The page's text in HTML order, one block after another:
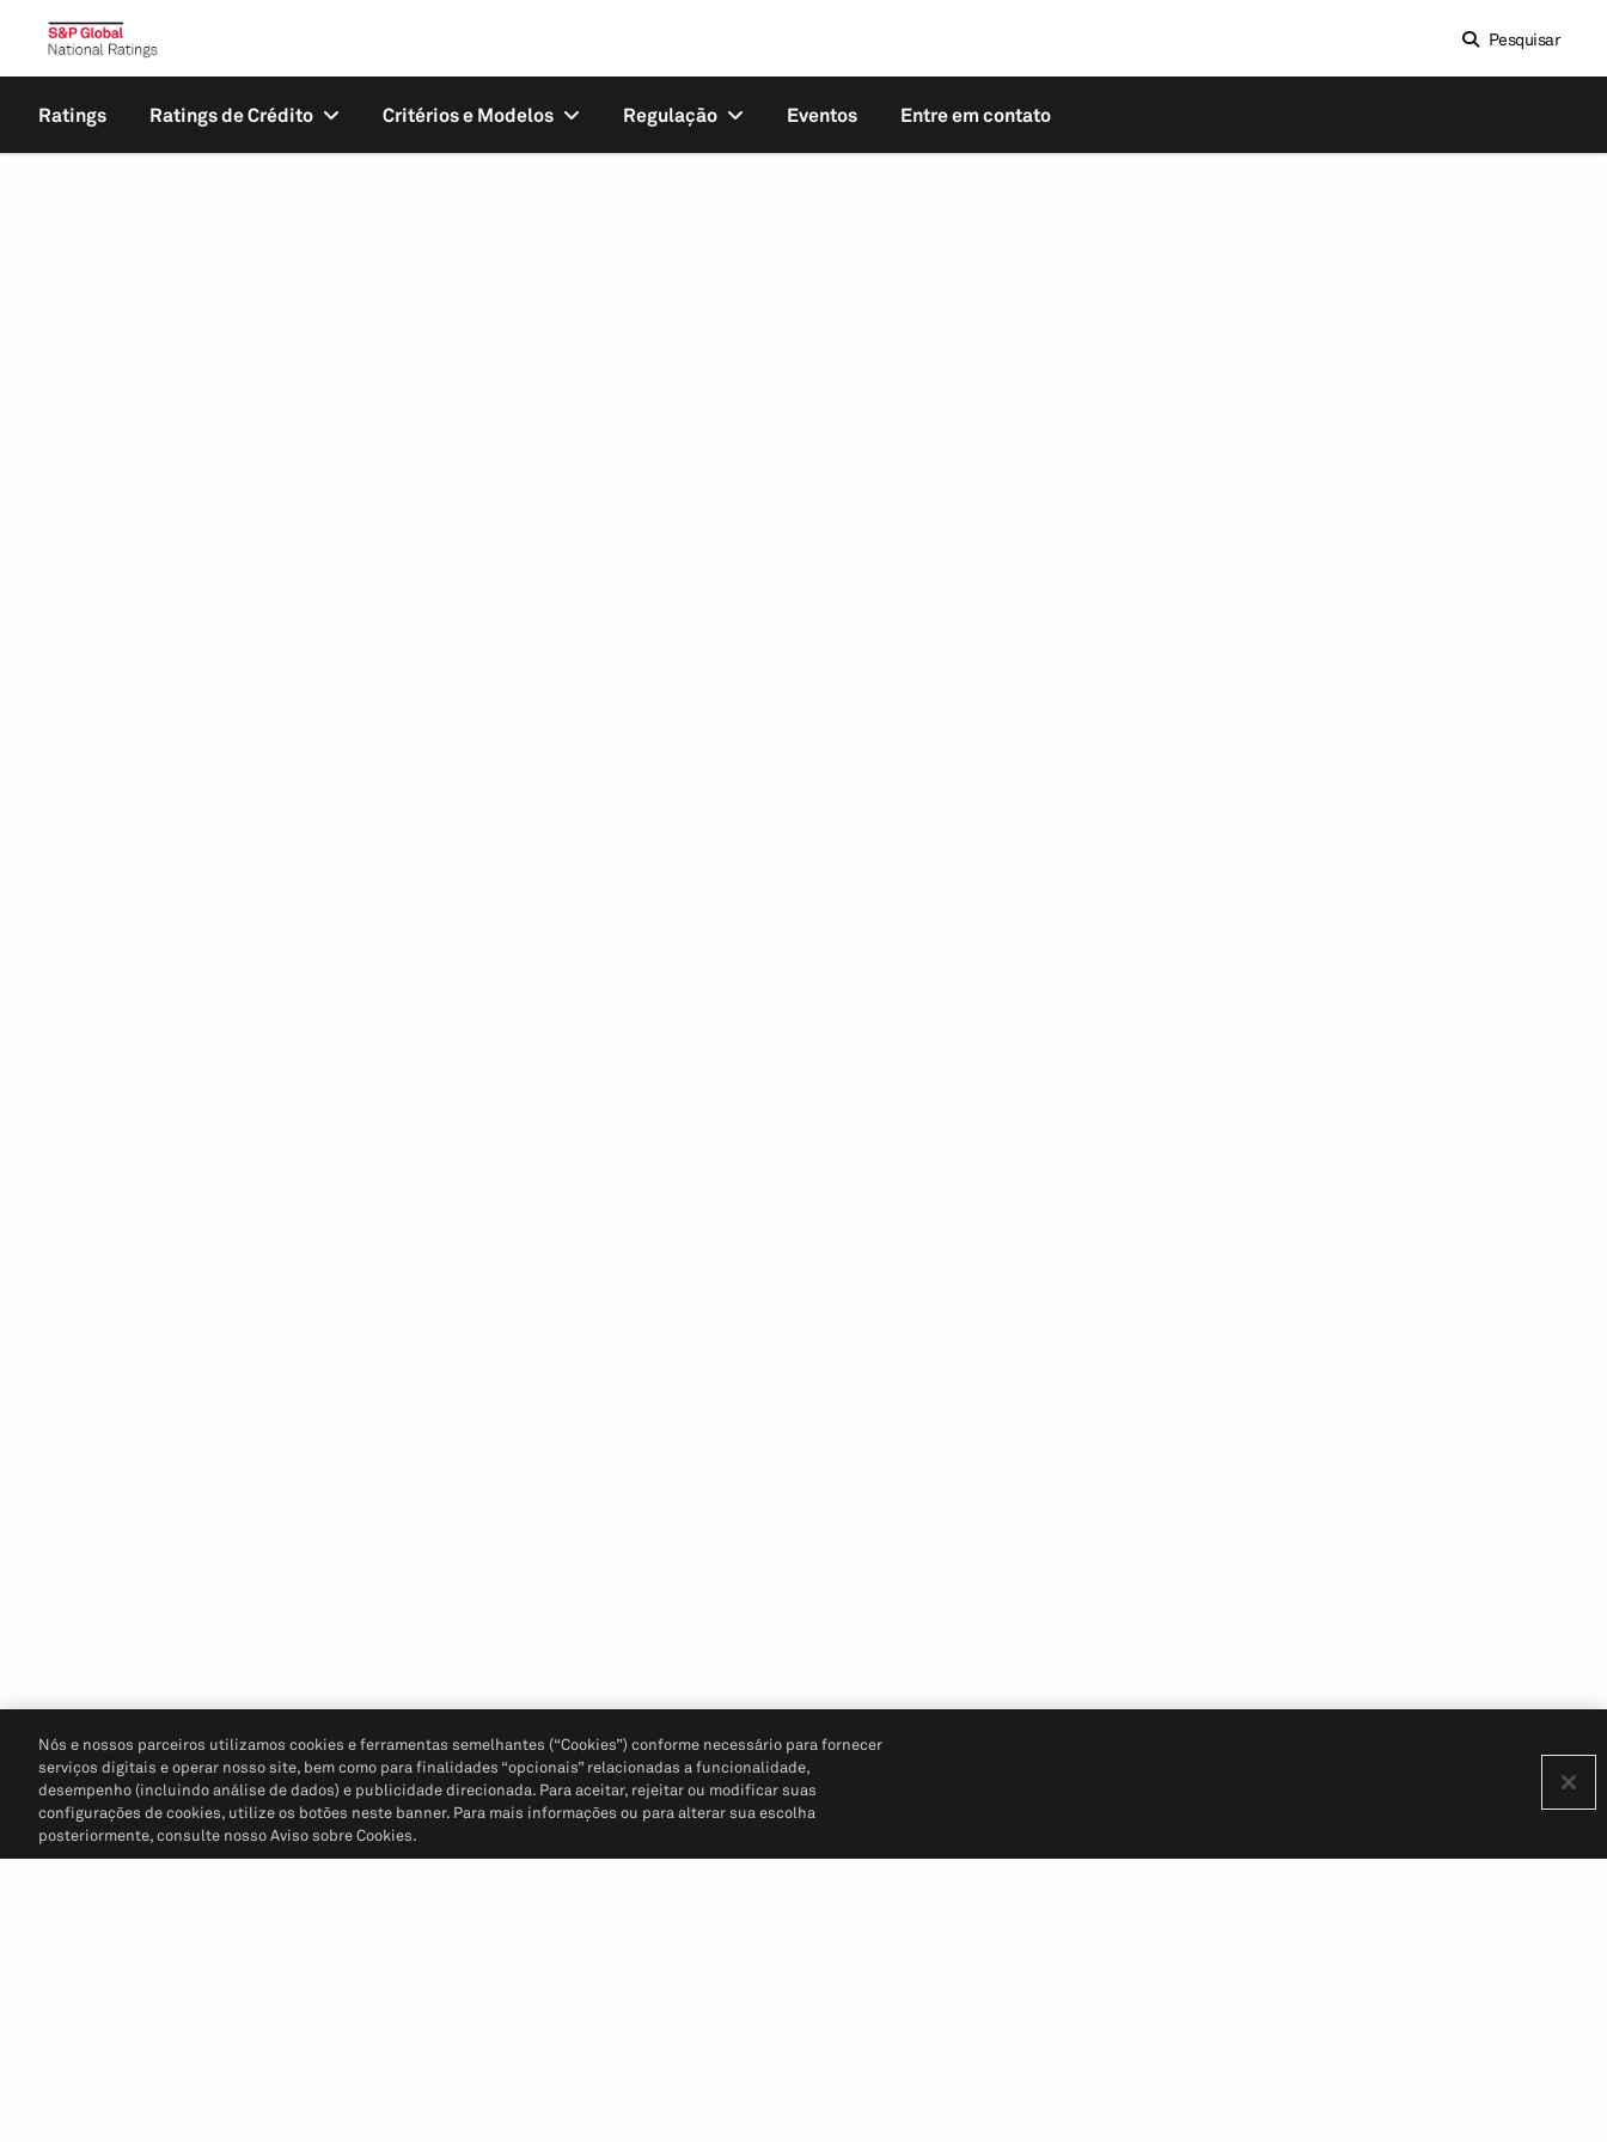
Pesquisar
Ratings Ratings de Crédito Critérios e Modelos Regulação Eventos Entre em contato
Nós e nossos parceiros utilizamos cookies e ferramentas semelhantes (“Cookies”) conforme necessário para fornecer
serviços digitais e operar nosso site, bem como para finalidades “opcionais” relacionadas a funcionalidade,
desempenho (incluindo análise de dados) e publicidade direcionada. Para aceitar, rejeitar ou modificar suas
configurações de cookies, utilize os botões neste banner. Para mais informações ou para alterar sua escolha
posteriormente, consulte nosso Aviso sobre Cookies.